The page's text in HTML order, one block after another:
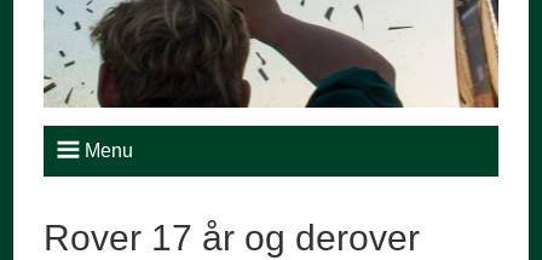
Menu
Rover 17 år og derover